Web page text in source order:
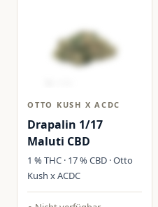
OTTO KUSH X ACDC
Drapalin 1/17
Maluti CBD
1 % THC · 17 % CBD · Otto
Kush x ACDC